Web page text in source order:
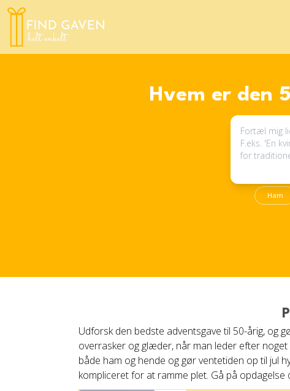
Hvem er den
Ham
Udforsk den bedste adventsgave til 50-årig, og
overrasker og glæder, når man leder efter
både ham og hende og gør ventetiden op til jul
kompliceret for at ramme plet. Gå på